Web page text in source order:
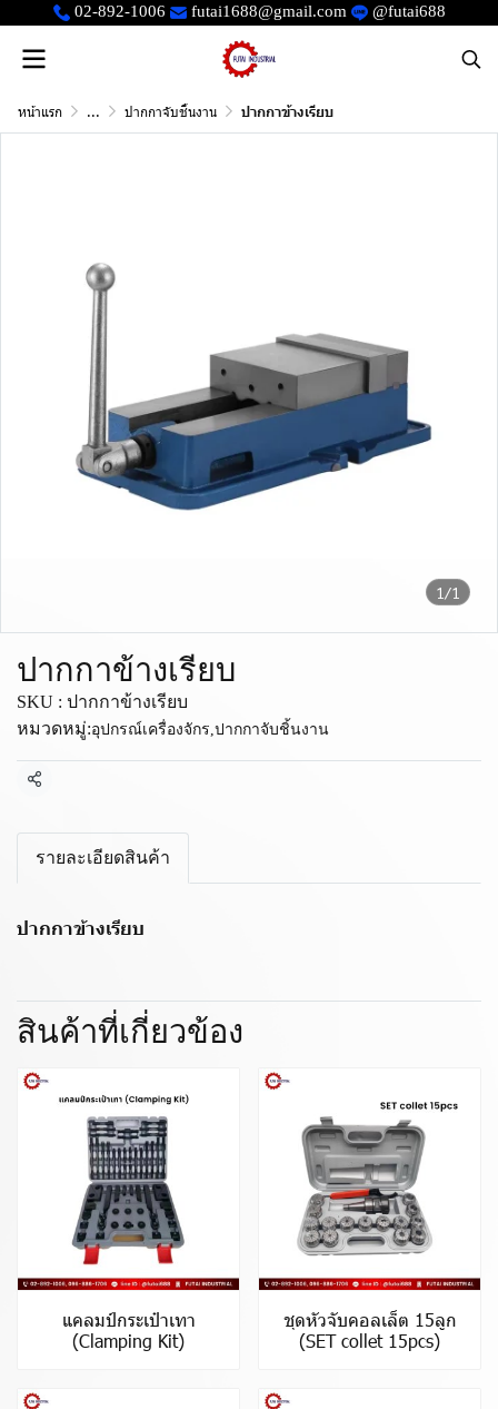
02-892-1006 futai1688@gmail.com @futai688
หน้าแรก ... ปากกาจับชิ้นงาน ปากกาข้างเรียบ
1/1
ปากกาข้างเรียบ
SKU : ปากกาข้างเรียบ
หมวดหมู่:อุปกรณ์เครื่องจักร,ปากกาจับชิ้นงาน
แชร์
รายละเอียดสินค้า
ปากกาข้างเรียบ
สินค้าที่เกี่ยวข้อง
แคลมป์กระเป๋าเทา
(Clamping Kit)
ชุดหัวจับคอลเล็ต 15ลูก
(SET collet 15pcs)